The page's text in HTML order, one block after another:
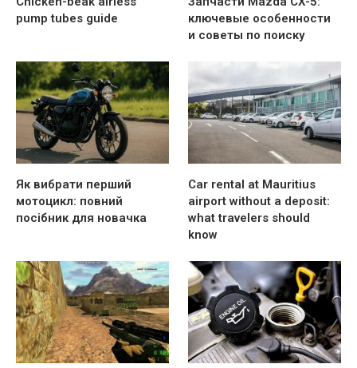
pump tubes guide
ключевые особенности
и советы по поиску
Як вибрати перший
мотоцикл: повний
посібник для новачка
Car rental at Mauritius
airport without a deposit:
what travelers should
know